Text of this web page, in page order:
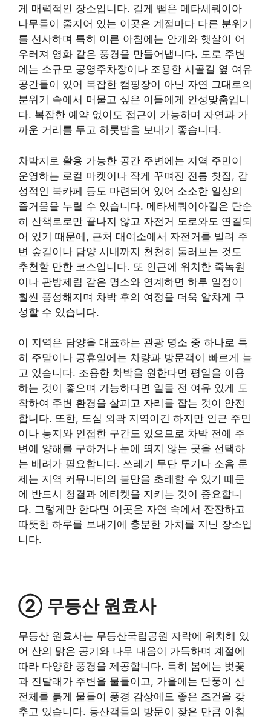
게 매력적인 장소입니다. 길게 뻗은 메타세쿼이아
나무들이 줄지어 있는 이곳은 계절마다 다른 분위기
를 선사하며 특히 이른 아침에는 안개와 햇살이 어
우러져 영화 같은 풍경을 만들어냅니다. 도로 주변
에는 소규모 공영주차장이나 조용한 시골길 옆 여유
공간들이 있어 복잡한 캠핑장이 아닌 자연 그대로의
분위기 속에서 머물고 싶은 이들에게 안성맞춤입니
다. 복잡한 예약 없이도 접근이 가능하며 자연과 가
까운 거리를 두고 하룻밤을 보내기 좋습니다.
차박지로 활용 가능한 공간 주변에는 지역 주민이
운영하는 로컬 마켓이나 작게 꾸며진 전통 찻집, 감
성적인 북카페 등도 마련되어 있어 소소한 일상의
즐거움을 누릴 수 있습니다. 메타세쿼이아길은 단순
히 산책로로만 끝나지 않고 자전거 도로와도 연결되
어 있기 때문에, 근처 대여소에서 자전거를 빌려 주
변 숲길이나 담양 시내까지 천천히 둘러보는 것도
추천할 만한 코스입니다. 또 인근에 위치한 죽녹원
이나 관방제림 같은 명소와 연계하면 하루 일정이
훨씬 풍성해지며 차박 후의 여정을 더욱 알차게 구
성할 수 있습니다.
이 지역은 담양을 대표하는 관광 명소 중 하나로 특
히 주말이나 공휴일에는 차량과 방문객이 빠르게 늘
고 있습니다. 조용한 차박을 원한다면 평일을 이용
하는 것이 좋으며 가능하다면 일몰 전 여유 있게 도
착하여 주변 환경을 살피고 자리를 잡는 것이 안전
합니다. 또한, 도심 외곽 지역이긴 하지만 인근 주민
이나 농지와 인접한 구간도 있으므로 차박 전에 주
변에 양해를 구하거나 눈에 띄지 않는 곳을 선택하
는 배려가 필요합니다. 쓰레기 무단 투기나 소음 문
제는 지역 커뮤니티의 불만을 초래할 수 있기 때문
에 반드시 청결과 에티켓을 지키는 것이 중요합니
다. 그렇게만 한다면 이곳은 자연 속에서 잔잔하고
따뜻한 하루를 보내기에 충분한 가치를 지닌 장소입
니다.
② 무등산 원효사
무등산 원효사는 무등산국립공원 자락에 위치해 있
어 산의 맑은 공기와 나무 내음이 가득하며 계절에
따라 다양한 풍경을 제공합니다. 특히 봄에는 벚꽃
과 진달래가 주변을 물들이고, 가을에는 단풍이 산
전체를 붉게 물들여 풍경 감상에도 좋은 조건을 갖
추고 있습니다. 등산객들의 방문이 잦은 만큼 아침